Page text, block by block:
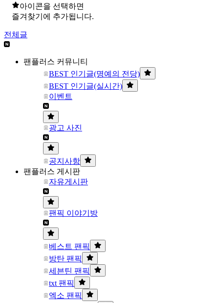
아이콘을 선택하면
즐겨찾기에 추가됩니다.
전체글
팬플러스 커뮤니티
BEST 인기글(명예의 전당)
BEST 인기글(실시간)
이벤트
광고 사진
공지사항
팬플러스 게시판
자유게시판
팬픽 이야기방
베스트 팬픽
방탄 팬픽
세븐틴 팬픽
txt 팬픽
엑소 팬픽